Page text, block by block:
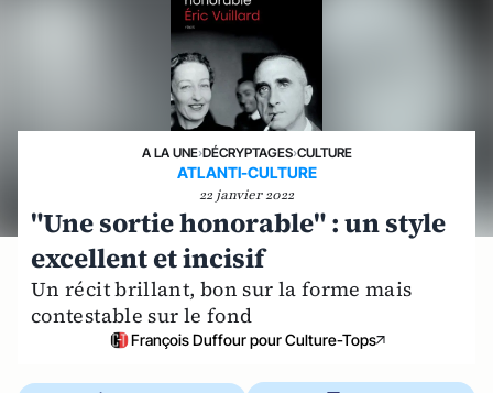
A LA UNE›DÉCRYPTAGES›CULTURE
ATLANTI-CULTURE
22 janvier 2022
"Une sortie honorable" : un style
excellent et incisif
Un récit brillant, bon sur la forme mais
contestable sur le fond
François Duffour pour Culture-Tops